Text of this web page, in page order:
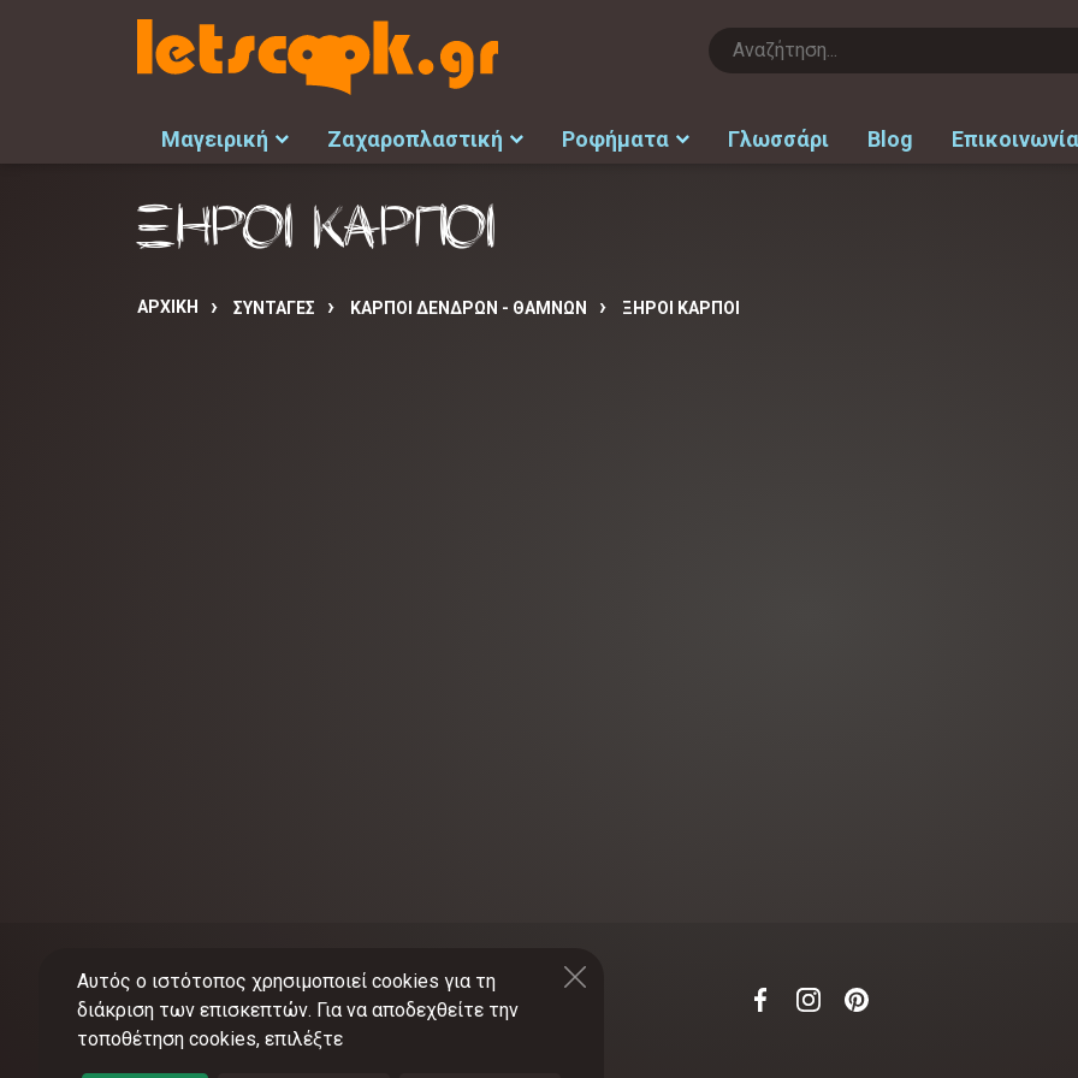
Μαγειρική Ζαχαροπλαστική Ροφήματα Γλωσσάρι Blog Επικοινωνία
ΞΗΡΟΙ ΚΑΡΠΟΙ
ΑΡΧΙΚΉ ΣΥΝΤΑΓΈΣ ΚΑΡΠΟΙ ΔΕΝΔΡΩΝ - ΘΑΜΝΩΝ ΞΗΡΟΙ ΚΑΡΠΟΙ
Αυτός ο ιστότοπος χρησιμοποιεί cookies για τη
διάκριση των επισκεπτών. Για να αποδεχθείτε την
τοποθέτηση cookies, επιλέξτε